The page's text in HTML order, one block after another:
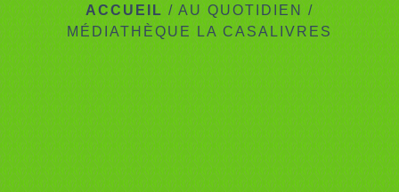
ACCUEIL /AU QUOTIDIEN/
MÉDIATHÈQUE LA CASALIVRES